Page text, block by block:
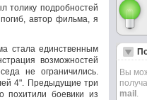
толику подробностей
автор фильма, я
стала единственным
возможностей
не ограничились.
4". Предыдущие три
похитили боевики из
Вы
mail .